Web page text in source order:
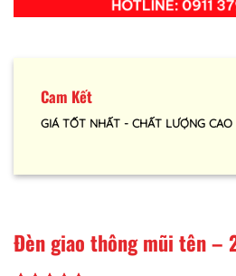
Cam Kết
GIÁ TỐT NHẤT - CHẤT LƯỢNG CAO
Đèn giao thông mũi tên –